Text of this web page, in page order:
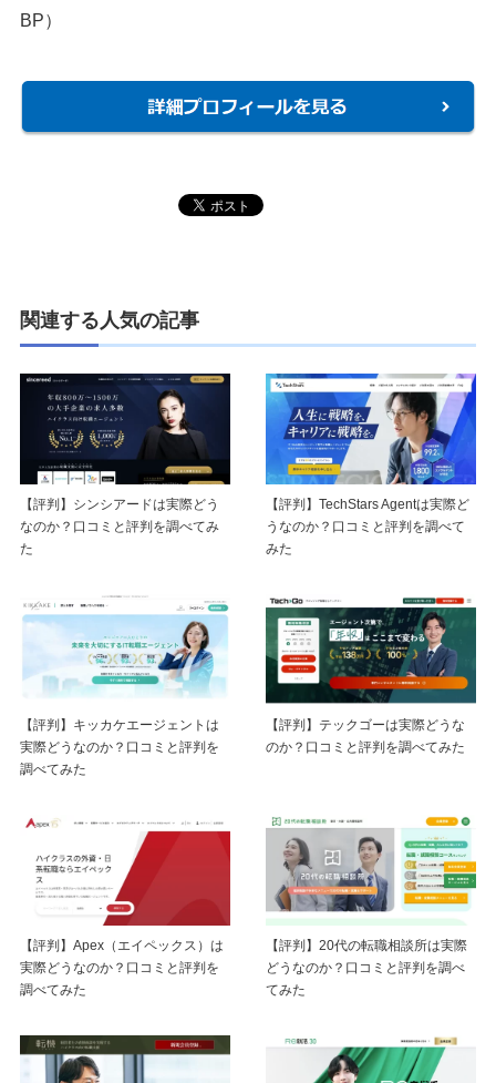
BP）
関連する人気の記事
【評判】シンシアードは実際どう
なのか？口コミと評判を調べてみ
た
【評判】TechStars Agentは実際ど
うなのか？口コミと評判を調べて
みた
【評判】キッカケエージェントは
実際どうなのか？口コミと評判を
調べてみた
【評判】テックゴーは実際どうな
のか？口コミと評判を調べてみた
【評判】Apex（エイペックス）は
実際どうなのか？口コミと評判を
調べてみた
【評判】20代の転職相談所は実際
どうなのか？口コミと評判を調べ
てみた